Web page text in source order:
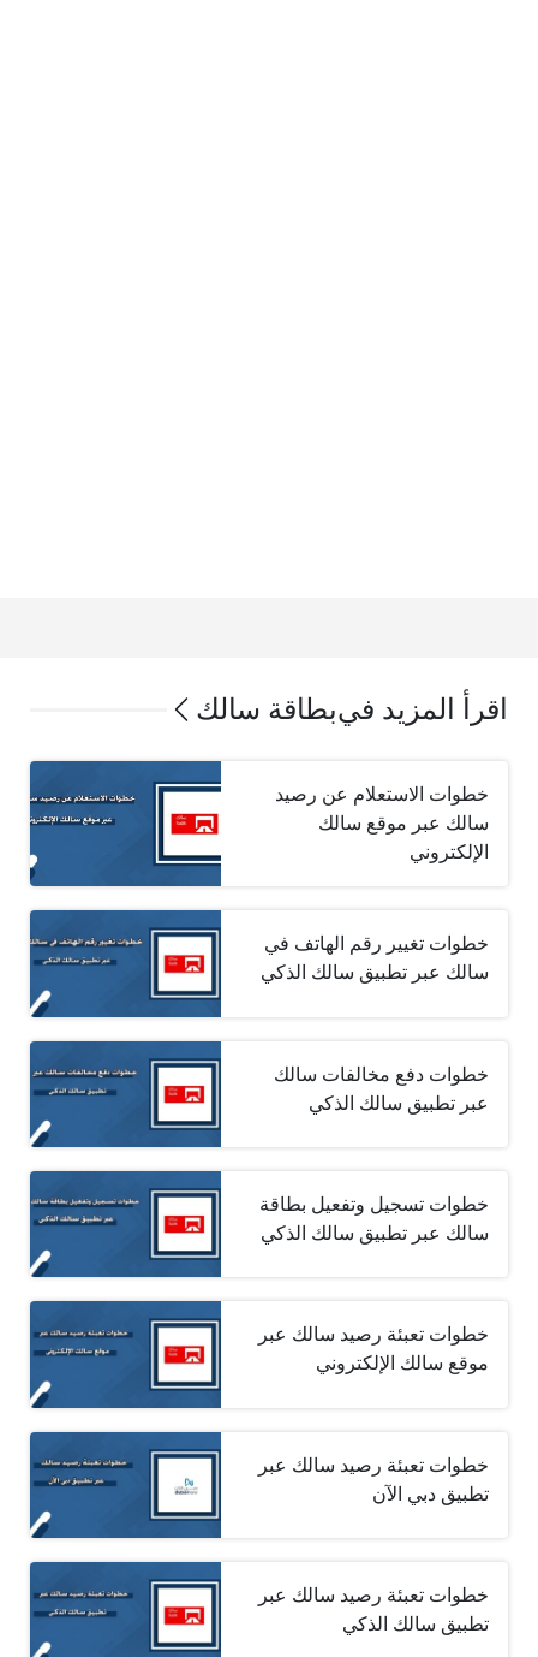
اقرأ المزيد فيبطاقة سالك
خطوات الاستعلام عن رصيد
سالك عبر موقع سالك
الإلكتروني
خطوات تغيير رقم الهاتف في
سالك عبر تطبيق سالك الذكي
خطوات دفع مخالفات سالك
عبر تطبيق سالك الذكي
خطوات تسجيل وتفعيل بطاقة
سالك عبر تطبيق سالك الذكي
خطوات تعبئة رصيد سالك عبر
موقع سالك الإلكتروني
خطوات تعبئة رصيد سالك عبر
تطبيق دبي الآن
خطوات تعبئة رصيد سالك عبر
تطبيق سالك الذكي